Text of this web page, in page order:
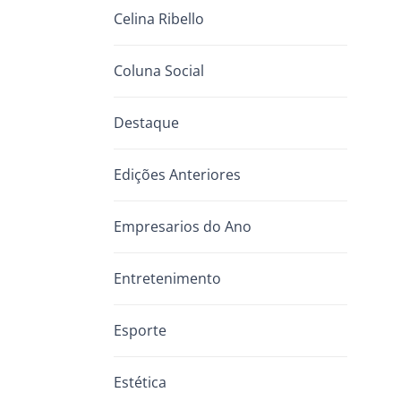
Celina Ribello
Coluna Social
Destaque
Edições Anteriores
Empresarios do Ano
Entretenimento
Esporte
Estética